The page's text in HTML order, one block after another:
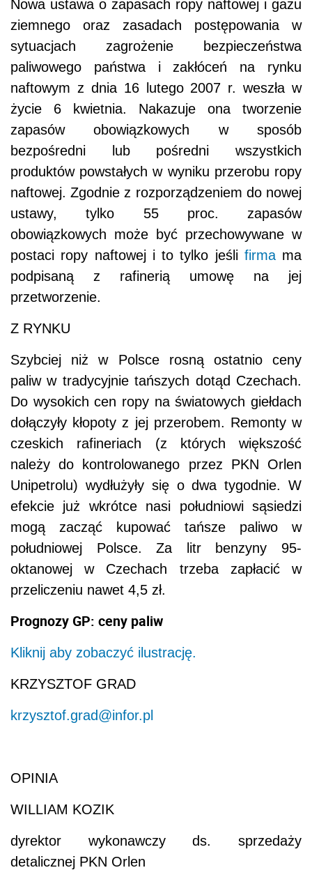
Nowa ustawa o zapasach ropy naftowej i gazu
ziemnego oraz zasadach postępowania w
sytuacjach zagrożenie bezpieczeństwa
paliwowego państwa i zakłóceń na rynku
naftowym z dnia 16 lutego 2007 r. weszła w
życie 6 kwietnia. Nakazuje ona tworzenie
zapasów obowiązkowych w sposób
bezpośredni lub pośredni wszystkich
produktów powstałych w wyniku przerobu ropy
naftowej. Zgodnie z rozporządzeniem do nowej
ustawy, tylko 55 proc. zapasów
obowiązkowych może być przechowywane w
postaci ropy naftowej i to tylko jeśli firmama
podpisaną z rafinerią umowę na jej
przetworzenie.
Z RYNKU
Szybciej niż w Polsce rosną ostatnio ceny
paliw w tradycyjnie tańszych dotąd Czechach.
Do wysokich cen ropy na światowych giełdach
dołączyły kłopoty z jej przerobem. Remonty w
czeskich rafineriach (z których większość
należy do kontrolowanego przez PKN Orlen
Unipetrolu) wydłużyły się o dwa tygodnie. W
efekcie już wkrótce nasi południowi sąsiedzi
mogą zacząć kupować tańsze paliwo w
południowej Polsce. Za litr benzyny 95-
oktanowej w Czechach trzeba zapłacić w
przeliczeniu nawet 4,5 zł.
Prognozy GP: ceny paliw
Kliknij aby zobaczyć ilustrację.
KRZYSZTOF GRAD
krzysztof.grad@infor.pl
OPINIA
WILLIAM KOZIK
dyrektor wykonawczy ds. sprzedaży
detalicznej PKN Orlen